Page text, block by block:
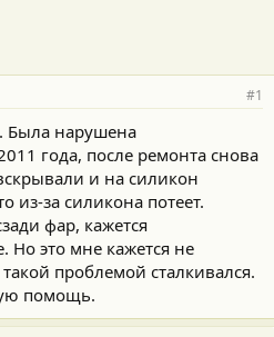
#1
Была нарушена
года, после ремонта снова
и на силикон
из-за силикона потеет.
фар, кажется
Но это мне кажется не
проблемой сталкивался.
помощь.